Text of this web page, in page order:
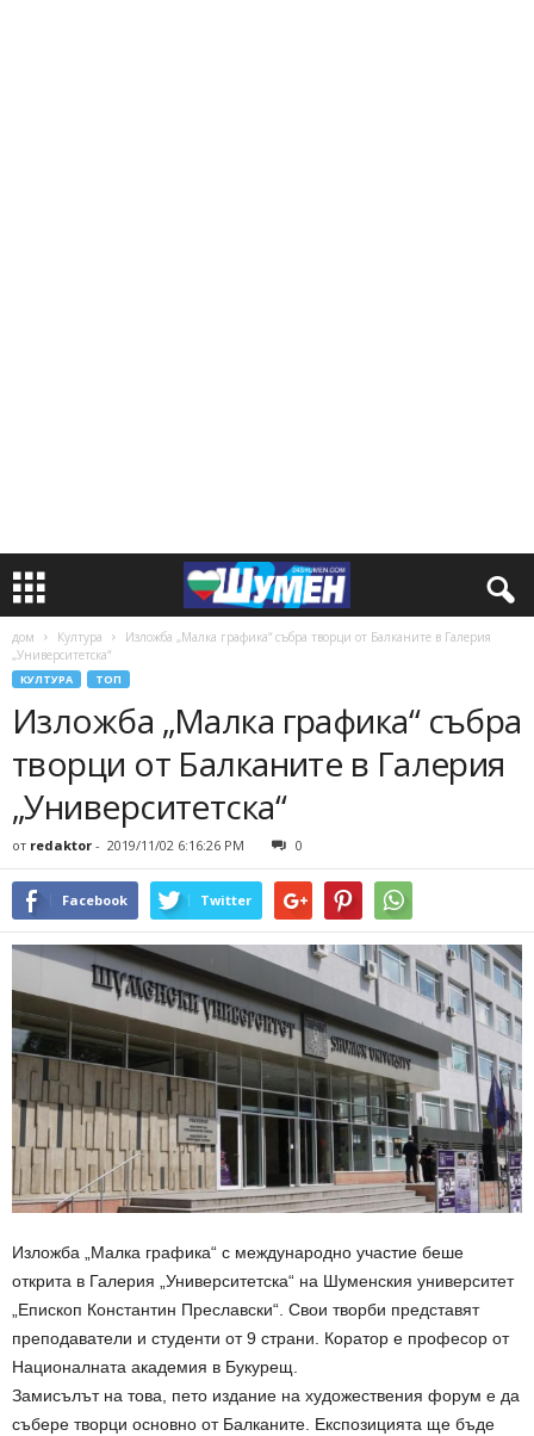
дом Култура
Изложба „Малка графика“ събра творци от Балканите в Галерия
„Университетска“
КУЛТУРА ТОП
Изложба „Малка графика“ събра
творци от Балканите в Галерия
„Университетска“
от redaktor - 2019/11/02 6:16:26 PM 0
Facebook Twitter
Изложба „Малка графика“ с международно участие беше
открита в Галерия „Университетска“ на Шуменския университет
„Епископ Константин Преславски“. Свои творби представят
преподаватели и студенти от 9 страни. Коратор е професор от
Националната академия в Букурещ.
Замисълът на това, пето издание на художествения форум е да
събере творци основно от Балканите. Експозицията ще бъде